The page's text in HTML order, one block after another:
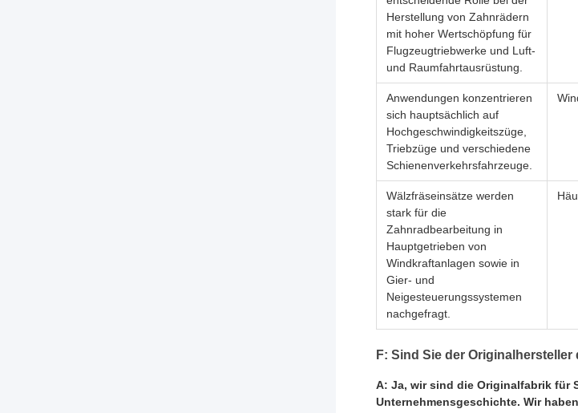
Herstellung von Zahnrädern
mit hoher Wertschöpfung für
Flugzeugtriebwerke und Luft-
und Raumfahrtausrüstung.
Anwendungen konzentrieren
sich hauptsächlich auf
Hochgeschwindigkeitszüge,
Triebzüge und verschiedene
Schienenverkehrsfahrzeuge.
Wälzfräseinsätze werden
stark für die
Zahnradbearbeitung in
Hauptgetrieben von
Windkraftanlagen sowie in
Gier- und
Neigesteuerungssystemen
nachgefragt.
F: Sind Sie der Originalhersteller
A: Ja, wir sind die Originalfabrik für
Unternehmensgeschichte. Wir